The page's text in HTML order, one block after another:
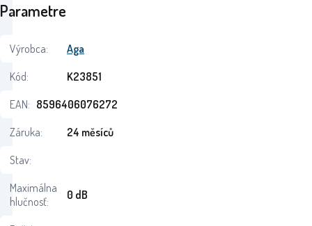
Parametre
Výrobca:
Aga
Kód:
K23851
EAN: 8596406076272
Záruka:
24 měsíců
Stav:
Maximálna
hlučnosť:
0 dB